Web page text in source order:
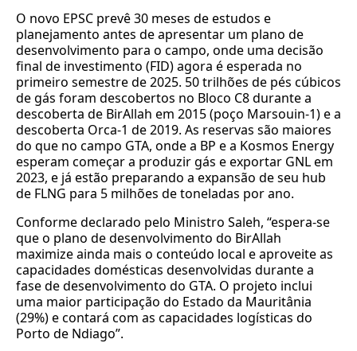
O novo EPSC prevê 30 meses de estudos e
planejamento antes de apresentar um plano de
desenvolvimento para o campo, onde uma decisão
final de investimento (FID) agora é esperada no
primeiro semestre de 2025. 50 trilhões de pés cúbicos
de gás foram descobertos no Bloco C8 durante a
descoberta de BirAllah em 2015 (poço Marsouin-1) e a
descoberta Orca-1 de 2019. As reservas são maiores
do que no campo GTA, onde a BP e a Kosmos Energy
esperam começar a produzir gás e exportar GNL em
2023, e já estão preparando a expansão de seu hub
de FLNG para 5 milhões de toneladas por ano.
Conforme declarado pelo Ministro Saleh, “espera-se
que o plano de desenvolvimento do BirAllah
maximize ainda mais o conteúdo local e aproveite as
capacidades domésticas desenvolvidas durante a
fase de desenvolvimento do GTA. O projeto inclui
uma maior participação do Estado da Mauritânia
(29%) e contará com as capacidades logísticas do
Porto de Ndiago”.